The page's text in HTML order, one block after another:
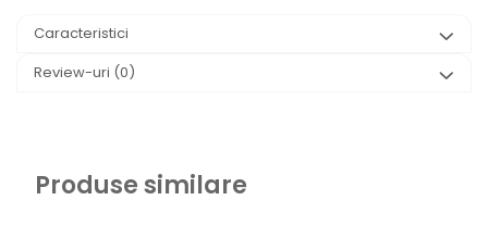
Caracteristici
Review-uri (0)
Produse similare